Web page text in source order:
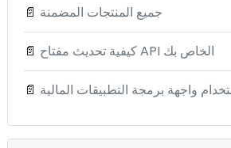
📄 جميع المنتجات المضمنة
📄 كيفية تحديث مفتاح API الخاص بك
📄 واجهة برمجة التطبيقات المالية